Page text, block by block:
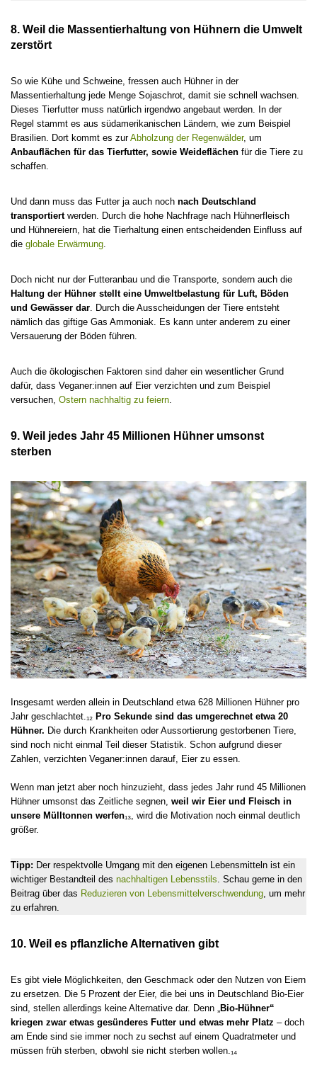
8. Weil die Massentierhaltung von Hühnern die Umwelt
zerstört
So wie Kühe und Schweine, fressen auch Hühner in der
Massentierhaltung jede Menge Sojaschrot, damit sie schnell wachsen.
Dieses Tierfutter muss natürlich irgendwo angebaut werden. In der
Regel stammt es aus südamerikanischen Ländern, wie zum Beispiel
Brasilien. Dort kommt es zurAbholzung der Regenwälder, um
Anbauflächen für das Tierfutter, sowie Weideflächen für die Tiere zu
schaffen.
Und dann muss das Futter ja auch noch nach Deutschland
transportiertwerden. Durch die hohe Nachfrage nach Hühnerfleisch
und Hühnereiern, hat die Tierhaltung einen entscheidenden Einfluss auf
die globale Erwärmung.
Doch nicht nur der Futteranbau und die Transporte, sondern auch die
Haltung der Hühner stellt eine Umweltbelastung für Luft, Böden
und Gewässer dar. Durch die Ausscheidungen der Tiere entsteht
nämlich das giftige Gas Ammoniak. Es kann unter anderem zu einer
Versauerung der Böden führen.
Auch die ökologischen Faktoren sind daher ein wesentlicher Grund
dafür, dass Veganer:innen auf Eier verzichten und zum Beispiel
versuchen, Ostern nachhaltig zu feiern.
9. Weil jedes Jahr 45 Millionen Hühner umsonst
sterben
Insgesamt werden allein in Deutschland etwa 628 Millionen Hühner pro
Jahr geschlachtet.₁₂ Pro Sekunde sind das umgerechnet etwa 20
Hühner. Die durch Krankheiten oder Aussortierung gestorbenen Tiere,
sind noch nicht einmal Teil dieser Statistik. Schon aufgrund dieser
Zahlen, verzichten Veganer:innen darauf, Eier zu essen.
Wenn man jetzt aber noch hinzuzieht, dass jedes Jahr rund 45 Millionen
Hühner umsonst das Zeitliche segnen, weil wir Eier und Fleisch in
unsere Mülltonnen werfen₁₃, wird die Motivation noch einmal deutlich
größer.
Tipp: Der respektvolle Umgang mit den eigenen Lebensmitteln ist ein
wichtiger Bestandteil des nachhaltigen Lebensstils . Schau gerne in den
Beitrag über das Reduzieren von Lebensmittelverschwendung , um mehr
zu erfahren.
10. Weil es pflanzliche Alternativen gibt
Es gibt viele Möglichkeiten, den Geschmack oder den Nutzen von Eiern
zu ersetzen. Die 5 Prozent der Eier, die bei uns in Deutschland Bio-Eier
sind, stellen allerdings keine Alternative dar. Denn „ Bio-Hühner“
kriegen zwar etwas gesünderes Futter und etwas mehr Platz – doch
am Ende sind sie immer noch zu sechst auf einem Quadratmeter und
müssen früh sterben, obwohl sie nicht sterben wollen.₁₄